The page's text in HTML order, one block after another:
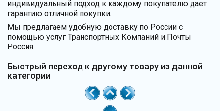
индивидуальный подход к каждому покупателю дает
гарантию отличной покупки.
Мы предлагаем удобную доставку по России с
помощью услуг Транспортных Компаний и Почты
Россия.
Быстрый переход к другому товару из данной
категории